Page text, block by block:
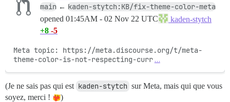
main ← kaden-stytch:KB/fix-theme-color-meta
opened 01:45AM - 02 Nov 22 UTC
kaden-stytch
+8 -5
Meta topic: https://meta.discourse.org/t/meta-
theme-color-is-not-respecting-curr …
(Je ne sais pas qui est kaden-stytch sur Meta, mais qui que vous
soyez, merci !
)